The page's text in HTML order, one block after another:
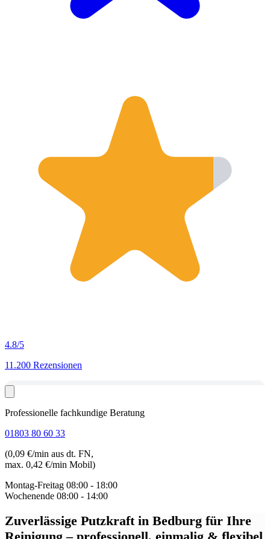
4.8/5
11.200 Rezensionen
Professionelle fachkundige Beratung
01803 80 60 33
(0,09 €/min aus dt. FN,
max. 0,42 €/min Mobil)
Montag-Freitag 08:00 - 18:00
Wochenende 08:00 - 14:00
Zuverlässige Putzkraft in Bedburg für Ihre